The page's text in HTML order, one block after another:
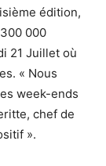
édition,
000
21 Juillet où
« Nous
week-ends
chef de
».